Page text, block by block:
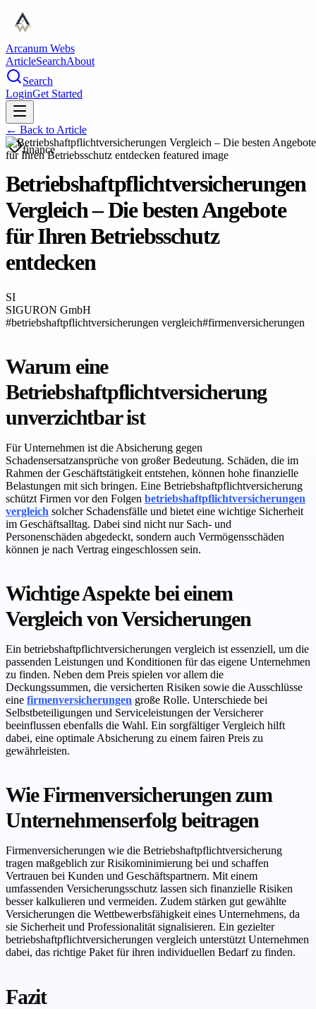
Arcanum Webs
ArticleSearchAbout
Search
LoginGet Started
← Back to Article
finance
Betriebshaftpflichtversicherungen
Vergleich – Die besten Angebote
für Ihren Betriebsschutz
entdecken
SI
SIGURON GmbH
#betriebshaftpflichtversicherungen vergleich#firmenversicherungen
Warum eine
Betriebshaftpflichtversicherung
unverzichtbar ist
Für Unternehmen ist die Absicherung gegen
Schadensersatzansprüche von großer Bedeutung. Schäden, die im
Rahmen der Geschäftstätigkeit entstehen, können hohe finanzielle
Belastungen mit sich bringen. Eine Betriebshaftpflichtversicherung
schützt Firmen vor den Folgen betriebshaftpflichtversicherungen
vergleich solcher Schadensfälle und bietet eine wichtige Sicherheit
im Geschäftsalltag. Dabei sind nicht nur Sach- und
Personenschäden abgedeckt, sondern auch Vermögensschäden
können je nach Vertrag eingeschlossen sein.
Wichtige Aspekte bei einem
Vergleich von Versicherungen
Ein betriebshaftpflichtversicherungen vergleich ist essenziell, um die
passenden Leistungen und Konditionen für das eigene Unternehmen
zu finden. Neben dem Preis spielen vor allem die
Deckungssummen, die versicherten Risiken sowie die Ausschlüsse
eine firmenversicherungen große Rolle. Unterschiede bei
Selbstbeteiligungen und Serviceleistungen der Versicherer
beeinflussen ebenfalls die Wahl. Ein sorgfältiger Vergleich hilft
dabei, eine optimale Absicherung zu einem fairen Preis zu
gewährleisten.
Wie Firmenversicherungen zum
Unternehmenserfolg beitragen
Firmenversicherungen wie die Betriebshaftpflichtversicherung
tragen maßgeblich zur Risikominimierung bei und schaffen
Vertrauen bei Kunden und Geschäftspartnern. Mit einem
umfassenden Versicherungsschutz lassen sich finanzielle Risiken
besser kalkulieren und vermeiden. Zudem stärken gut gewählte
Versicherungen die Wettbewerbsfähigkeit eines Unternehmens, da
sie Sicherheit und Professionalität signalisieren. Ein gezielter
betriebshaftpflichtversicherungen vergleich unterstützt Unternehmen
dabei, das richtige Paket für ihren individuellen Bedarf zu finden.
Fazit